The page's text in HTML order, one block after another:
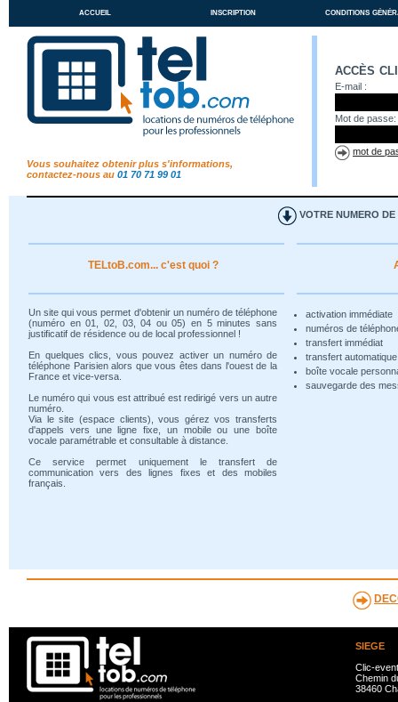
accueil inscription conditions
Vous souhaitez obtenir plus s'informations,
contactez-nous au 01 70 71 99 01
accès
E-mail :
Mot de passe:
mot de
VOTRE NUMERO DE
TELtoB.com... c'est quoi ?
Un site qui vous permet d'obtenir un numéro de téléphone
(numéro en 01, 02, 03, 04 ou 05) en 5 minutes sans
justificatif de résidence ou de local professionnel !
En quelques clics, vous pouvez activer un numéro de
téléphone Parisien alors que vous êtes dans l'ouest de la
France et vice-versa.
Le numéro qui vous est attribué est redirigé vers un autre
numéro.
Via le site (espace clients), vous gérez vos transferts
d'appels vers une ligne fixe, un mobile ou une boîte
vocale paramétrable et consultable à distance.
Ce service permet uniquement le transfert de
communication vers des lignes fixes et des mobiles
français.
activation immédiate
numéros de
transfert immédiat
transfert
boîte vocale
sauvegarde des
SIEGE
Clic-
Chemin
38460